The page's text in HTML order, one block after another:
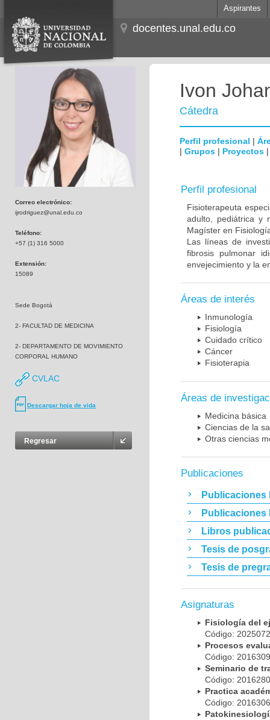
Aspirantes
docentes.unal.edu.co
Correo electrónico:
ijrodriguez@unal.edu.co
Teléfono:
+57 (1) 316 5000
Extensión:
15089
Sede Bogotá
2- FACULTAD DE MEDICINA
2- DEPARTAMENTO DE MOVIMIENTO
CORPORAL HUMANO
CVLAC
Descargar hoja de vida
Regresar
Ivon
Cátedra
Perfil profesional |
| Grupos | Proyectos
Perfil profesional
Fisioterapeuta
adulto, pediátrica y
Magíster en
Las líneas de
fibrosis pulmonar
envejecimiento y la
Áreas de interés
Inmunología
Fisiología
Cuidado crítico
Cáncer
Fisioterapia
Áreas de
Medicina básica
Ciencias de la
Otras ciencias
Publicaciones
Publicaciones
Publicaciones
Libros
Tesis de
Tesis de
Asignaturas
Fisiología del
Código:
Procesos
Código:
Seminario de
Código:
Practica
Código: